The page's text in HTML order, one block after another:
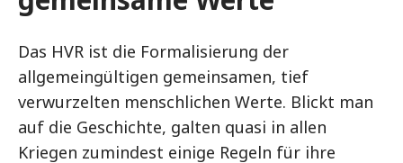
Das HVR ist die Formalisierung der
allgemeingültigen gemeinsamen, tief
verwurzelten menschlichen Werte. Blickt man
auf die Geschichte, galten quasi in allen
Kriegen zumindest einige Regeln für ihre